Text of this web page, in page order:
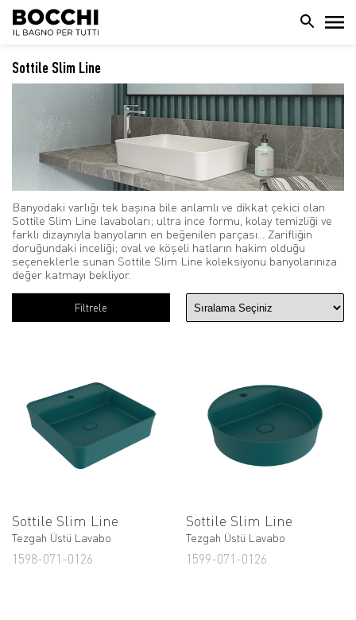
Sottile Slim Line
Banyodaki varlığı tek başına bile anlamlı ve dikkat çekici olan
Sottile Slim Line lavaboları; ultra ince formu, kolay temizliği ve
farklı dizaynıyla banyoların en beğenilen parçası... Zarifliğin
doruğundaki inceliği; oval ve köşeli hatların hakim olduğu
seçeneklerle sunan Sottile Slim Line koleksiyonu banyolarınıza
değer katmayı bekliyor.
Filtrele
Sottile Slim Line
Tezgah Üstü Lavabo
1598-071-0126
Sottile Slim Line
Tezgah Üstü Lavabo
1599-071-0126